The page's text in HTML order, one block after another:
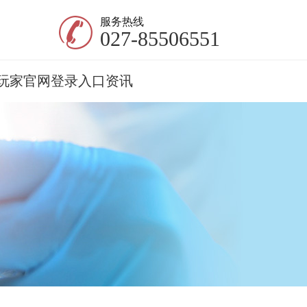
服务热线
027-85506551
家官网登录入口资讯